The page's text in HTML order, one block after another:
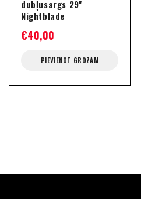
dubļusargs 29''
Nightblade
€40,00
PIEVIENOT GROZAM